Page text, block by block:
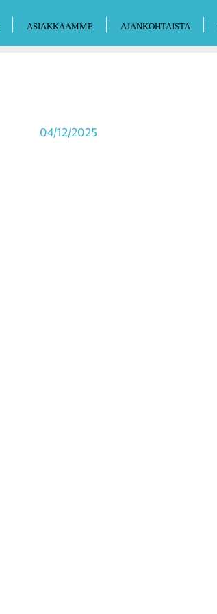
ASIAKKAAMME AJANKOHTAISTA
04/12/2025